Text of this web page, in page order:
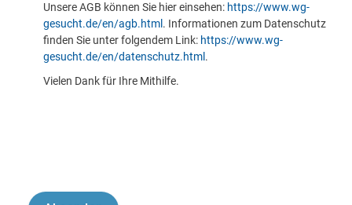
Unsere AGB können Sie hier einsehen: https://www.wg-
gesucht.de/en/agb.html . Informationen zum Datenschutz
finden Sie unter folgendem Link: https://www.wg-
gesucht.de/en/datenschutz.html .
Vielen Dank für Ihre Mithilfe.